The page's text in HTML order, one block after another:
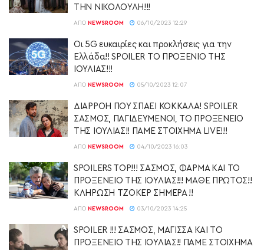
ΤΗΝ ΝΙΚΟΛΟΥΛΗ!!!
ΑΠΌ NEWSROOM 06/10/2023 12:29
Οι 5G ευκαιρίες και προκλήσεις για την
Ελλάδα!! SPOILER ΤΟ ΠΡΟΞΕΝΙΟ ΤΗΣ
ΙΟΥΛΙΑΣ!!!
ΑΠΌ NEWSROOM 05/10/2023 12:07
ΔΙΑΡΡΟΗ ΠΟΥ ΣΠΑΕΙ ΚΟΚΚΑΛΑ! SPOILER
ΣΑΣΜΟΣ, ΠΑΓΙΔΕΥΜΕΝΟΙ, ΤΟ ΠΡΟΞΕΝΕΙΟ
ΤΗΣ ΙΟΥΛΙΑΣ!! ΠΑΜΕ ΣΤΟΙΧΗΜΑ LIVE!!!
ΑΠΌ NEWSROOM 04/10/2023 16:03
SPOILERS TOP!!! ΣΑΣΜΟΣ, ΦΑΡΜΑ ΚΑΙ ΤΟ
ΠΡΟΞΕΝΕΙΟ ΤΗΣ ΙΟΥΛΙΑΣ!!! ΜΑΘΕ ΠΡΩΤΟΣ!!
ΚΛΗΡΩΣΗ ΤΖΟΚΕΡ ΣΗΜΕΡΑ !!
ΑΠΌ NEWSROOM 03/10/2023 14:25
SPOILER !!! ΣΑΣΜΟΣ, ΜΑΓΙΣΣΑ ΚΑΙ ΤΟ
ΠΡΟΞΕΝΕΙΟ ΤΗΣ ΙΟΥΛΙΑΣ!! ΠΑΜΕ ΣΤΟΙΧΗΜΑ